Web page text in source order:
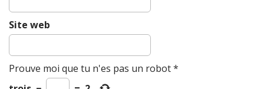
Site web
Prouve moi que tu n'es pas un robot*